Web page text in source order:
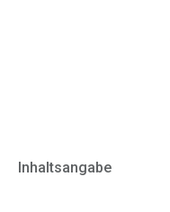
Inhaltsangabe